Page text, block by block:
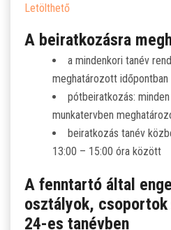
KÖZÉRDEKŰ
TANULÓINKNAK
ÁLTALÁNOS
SZÜLŐKNEK
ÁLLÁS
Letölthető
A beiratkozásra
a mindenkori tanév
meghatározott időpontban
pótbeiratkozás:
munkatervben
beiratkozás tanév
13:00 – 15:00 óra között
A fenntartó által
osztályok, csoportok
24-es tanévben